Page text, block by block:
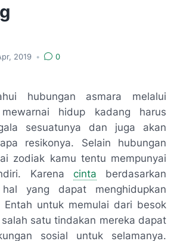
2019 •
0
hubungan asmara melalui
hidup kadang harus
sesuatunya dan juga akan
resikonya. Selain hubungan
zodiak kamu tentu mempunyai
Karena cinta berdasarkan
yang dapat menghidupkan
Entah untuk memulai dari besok
satu tindakan mereka dapat
sosial untuk selamanya.